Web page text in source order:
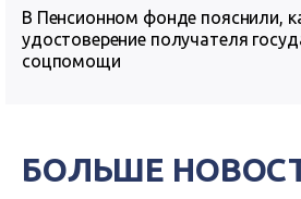
В Пенсионном фонде пояснили,
удостоверение получателя
соцпомощи
БОЛЬШЕ